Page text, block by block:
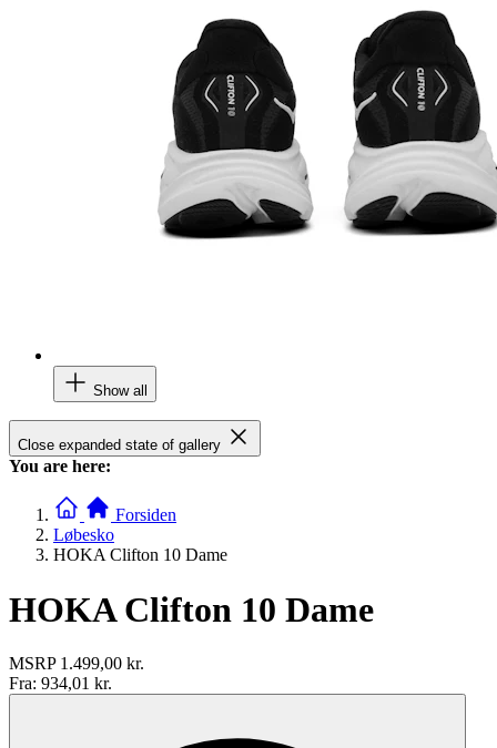
Show all
Close expanded state of gallery
You are here:
Forsiden
Løbesko
HOKA Clifton 10 Dame
HOKA Clifton 10 Dame
MSRP 1.499,00 kr.
Fra: 934,01 kr.